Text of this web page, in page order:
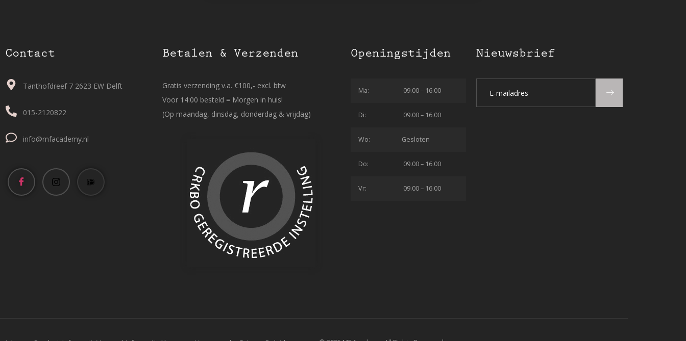
Contact
Tanthofdreef 7 2623 EW Delft
015-2120822
info@mfacademy.nl
Betalen & Verzenden
Gratis verzending v.a. €100,- excl. btw
Voor 14:00 besteld = Morgen in huis!
(Op maandag, dinsdag, donderdag & vrijdag)
Openingstijden
Ma: 09.00 – 16.00
Di: 09.00 – 16.00
Wo: Gesloten
Do: 09.00 – 16.00
Vr: 09.00 – 16.00
Nieuwsbrief